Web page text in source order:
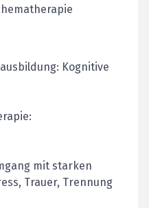
Kognitive
mit starken
Trauer, Trennung